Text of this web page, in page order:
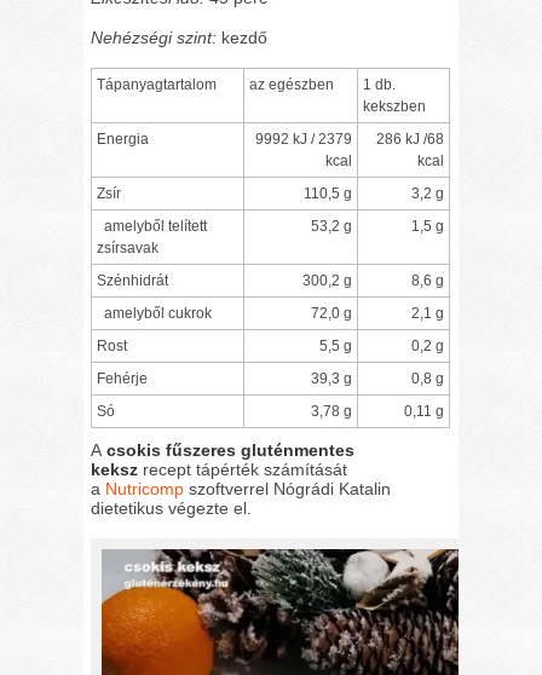
Nehézségi szint: kezdő
Tápanyagtartalom az egészben
1 db.
kekszben
Energia
9992 kJ / 2379
kcal
286 kJ /68
kcal
Zsír
110,5 g
3,2 g
amelyből telített
zsírsavak
53,2 g 1,5 g
Szénhidrát 300,2 g
8,6 g
amelyből cukrok
72,0 g
2,1 g
Rost
5,5 g
0,2 g
Fehérje
39,3 g
0,8 g
Só
3,78 g 0,11 g
A csokis fűszeres gluténmentes
keksz recept tápérték számítását
a Nutricomp szoftverrel Nógrádi Katalin
dietetikus végezte el.